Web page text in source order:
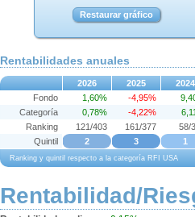
Restaurar gráfico
Rentabilidades anuales
2026 2025 2024
Ranking y quintil respecto a la categoría RFI USA
Fondo 1,60% -4,95%
Categoría
0,78% -4,22%
Ranking
121/403 161/377
58/
Quintil
2 3 1
Rentabilidad/